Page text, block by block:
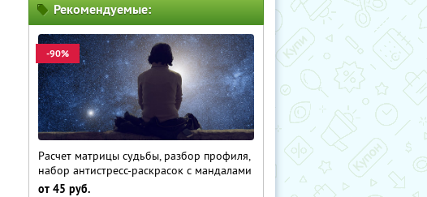
Рекомендуемые:
-90%
Расчет матрицы судьбы, разбор профиля,
набор антистресс-раскрасок с мандалами
от 45 руб.